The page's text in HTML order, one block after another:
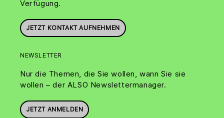
Verfügung.
JETZT KONTAKT AUFNEHMEN
NEWSLETTER
Nur die Themen, die Sie wollen, wann Sie sie
wollen – der ALSO Newslettermanager.
JETZT ANMELDEN